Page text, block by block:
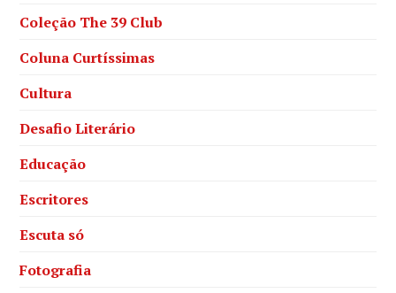
Coleção The 39 Club
Coluna Curtíssimas
Cultura
Desafio Literário
Educação
Escritores
Escuta só
Fotografia